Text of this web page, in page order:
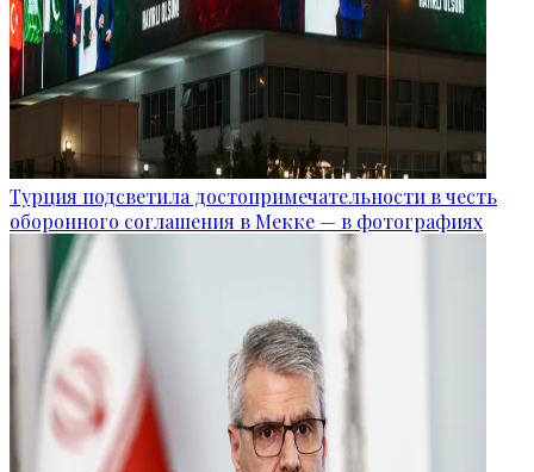
Турция подсветила достопримечательности в честь
оборонного соглашения в Мекке — в фотографиях